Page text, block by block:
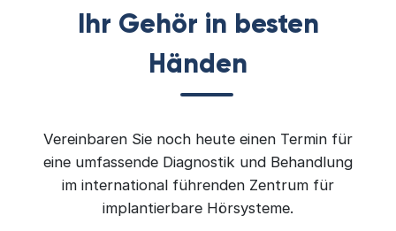
Ihr Gehör in besten
Händen
Vereinbaren Sie noch heute einen Termin für
eine umfassende Diagnostik und Behandlung
im international führenden Zentrum für
implantierbare Hörsysteme.